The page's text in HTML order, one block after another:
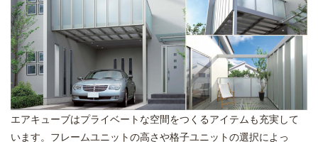
エアキューブはプライベートな空間をつくるアイテムも充実して
います。フレームユニットの高さや格子ユニットの選択によっ